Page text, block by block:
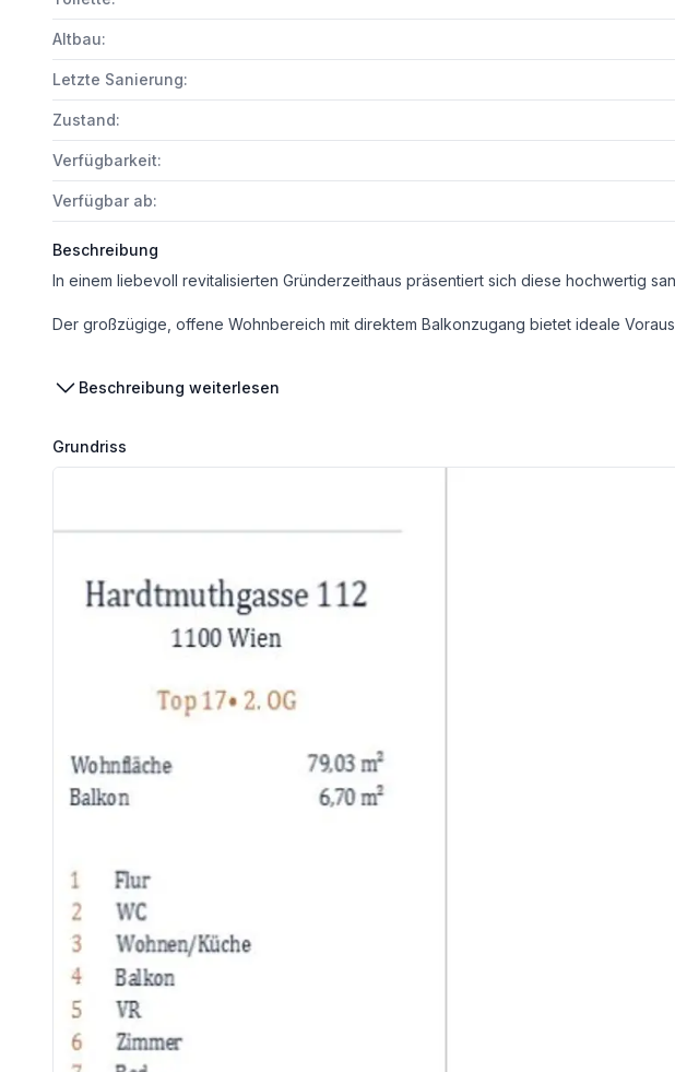
Altbau:
Letzte Sanierung:
Zustand:
Verfügbarkeit:
Verfügbar ab:
Beschreibung
Der großzügige, offene Wohnbereich mit direktem Balkonzugang bietet ideale Voraussetzungen für eine moderne Einbauküche – alle Anschlüsse sind bereits vorhanden.
Gerne senden wir Ihnen bei einer Kontaktanfrage unser ausführliches und aussagekräftiges Exposé und allen Detailinformationen zu.
* Eichenparkettböden in eleganter Fischgrätoptik
* Optimale Raumhöhe mit großzügigem Lichteinfall
* Gut durchdachter Grundriss
* Komplett neue Elektrik
* Modernes Heizsysteme
LAGE & INFRASTRUKTUR
* Buslinie 7A: Wichtige Querverbindung durch Favoriten
* Buslinie 65A: Verbindung zu Zielen im Süden Wiens
* Nachtbuslinie N62: Mobilität rund um die Uhr
* Wiener Hauptbahnhof: Hervorragend erreichbar
* Supermärkte, Bäckereien und Banken in fußläufiger Entfernung
* Ärzte, Apotheken und Klinik Favoriten in wenigen Minuten erreichbar
* Optimale Gesundheitsversorgung in der Nähe
Beschreibung weiterlesen
Grundriss